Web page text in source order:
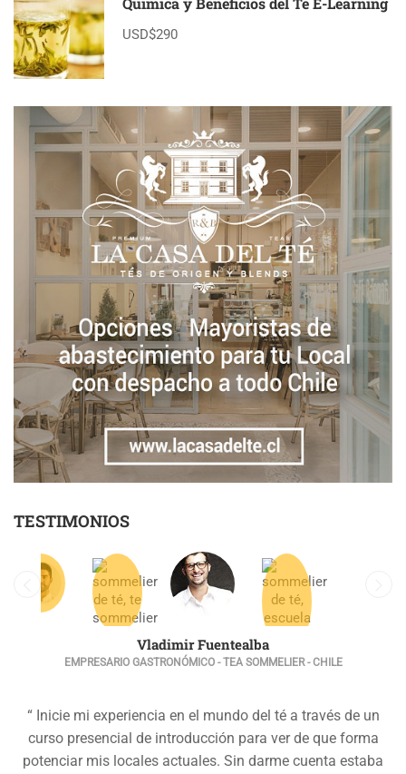
USD$290
TESTIMONIOS
Vladimir Fuentealba
EMPRESARIO GASTRONÓMICO - TEA SOMMELIER - CHILE
“ Inicie mi experiencia en el mundo del té a través de un
curso presencial de introducción para ver de que forma
potenciar mis locales actuales. Sin darme cuenta estaba